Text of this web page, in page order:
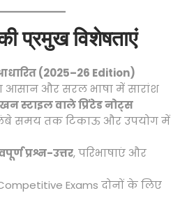
प्रमुख विशेषताएं
(2025–26 Edition)
आसान और सरल भाषा में सारांश
स्टाइल वाले प्रिंटेड नोट्स
समय तक टिकाऊ और उपयोग में
प्रश्न-उत्तर, परिभाषाएं और
Exams दोनों के लिए